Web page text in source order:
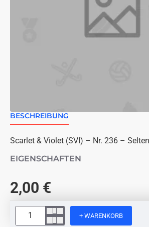
BESCHREIBUNG
Scarlet & Violet (SVI) – Nr. 236 –
EIGENSCHAFTEN
2,00 €
+ WARENKORB